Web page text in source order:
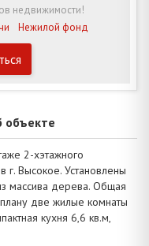
недвижимости!
Нежилой фонд
объекте
2-хэтажного
г. Высокое. Установлены
массива дерева. Общая
две жилые комнаты
кухня 6,6 кв.м,